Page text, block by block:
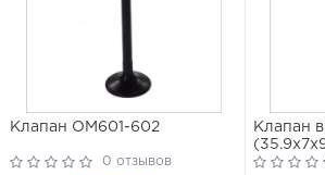
Клапан OM601-602
0 отзывов
Клапан
AFN/